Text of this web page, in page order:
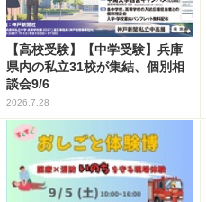
【高校受験】【中学受験】兵庫
県内の私立31校が集結、個別相
談会9/6
2026.7.28